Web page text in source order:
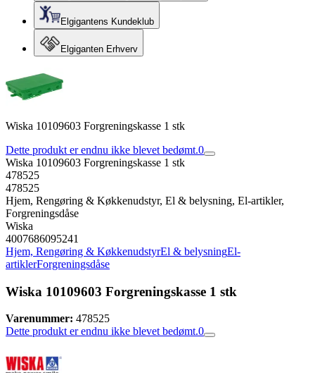
Elgigantens Kundeklub
Elgiganten Erhverv
Wiska 10109603 Forgreningskasse 1 stk
Dette produkt er endnu ikke blevet bedømt.0
Wiska 10109603 Forgreningskasse 1 stk
478525
478525
Hjem, Rengøring & Køkkenudstyr, El & belysning, El-artikler,
Forgreningsdåse
Wiska
4007686095241
Hjem, Rengøring & KøkkenudstyrEl & belysningEl-
artiklerForgreningsdåse
Wiska 10109603 Forgreningskasse 1 stk
Varenummer: 478525
Dette produkt er endnu ikke blevet bedømt.0